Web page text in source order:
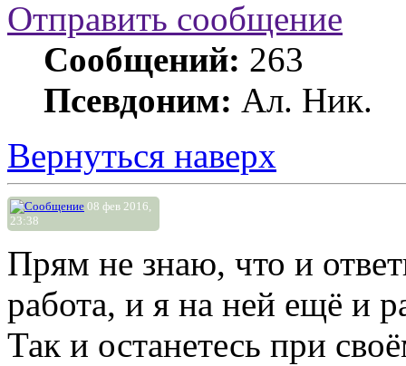
Отправить сообщение
Сообщений: 263
Псевдоним: Ал. Ник.
Вернуться наверх
08 фев 2016,
23:38
Прям не знаю, что и
работа, и я на ней ещё и
Так и останетесь при